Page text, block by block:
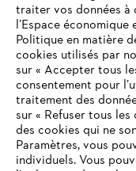
Contact
Politique de
VOTRE
N'EST PLUS
traiter vos données à
l’Espace
Politique en matière
cookies utilisés par
sur « Accepter tous
consentement pour
traitement des
sur « Refuser tous
des cookies qui ne
Paramètres, vous
individuels. Vous